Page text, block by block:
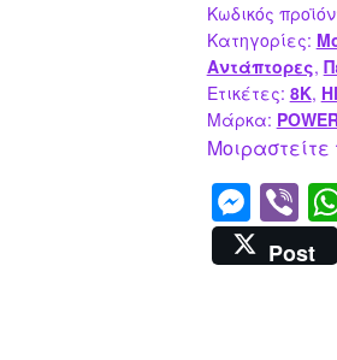
8K/60Hz,
48
Gbps,
20m,
μαύρο
Κωδικός
Κατηγορίες:
Αντάπτορες,
Ετικέτες: 8K,
Μάρκα:
Μοιραστείτε
M
e
ss
Vi
b
er
Post